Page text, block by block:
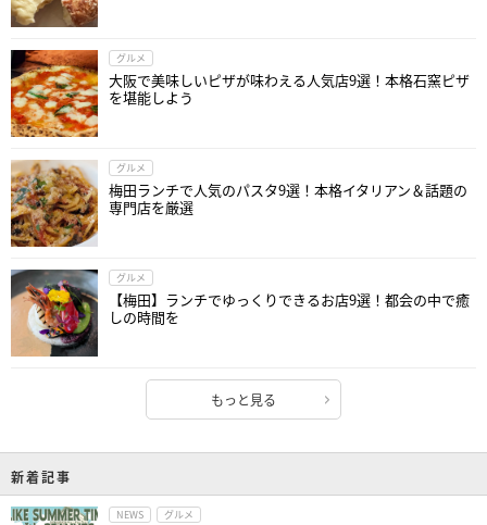
グルメ
大阪で美味しいピザが味わえる人気店9選！本格石窯ピザ
を堪能しよう
グルメ
梅田ランチで人気のパスタ9選！本格イタリアン＆話題の
専門店を厳選
グルメ
【梅田】ランチでゆっくりできるお店9選！都会の中で癒
しの時間を
もっと見る
新着記事
NEWS グルメ